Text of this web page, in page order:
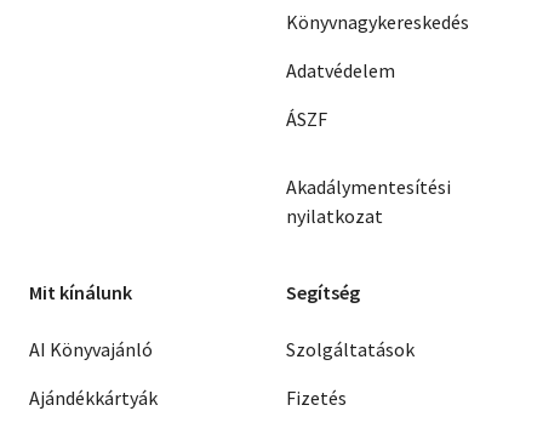
Könyvnagykereskedés
Adatvédelem
ÁSZF
Akadálymentesítési
nyilatkozat
Mit kínálunk
AI Könyvajánló
Ajándékkártyák
Segítség
Szolgáltatások
Fizetés